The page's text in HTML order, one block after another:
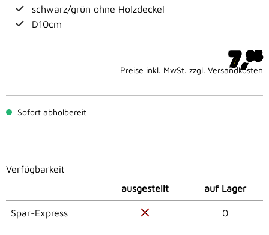
schwarz/grün ohne Holzdeckel
D10cm
7,95
Preise inkl. MwSt. zzgl. Versandkosten
Sofort abholbereit
Verfügbarkeit
ausgestellt
auf Lager
Spar-Express 0